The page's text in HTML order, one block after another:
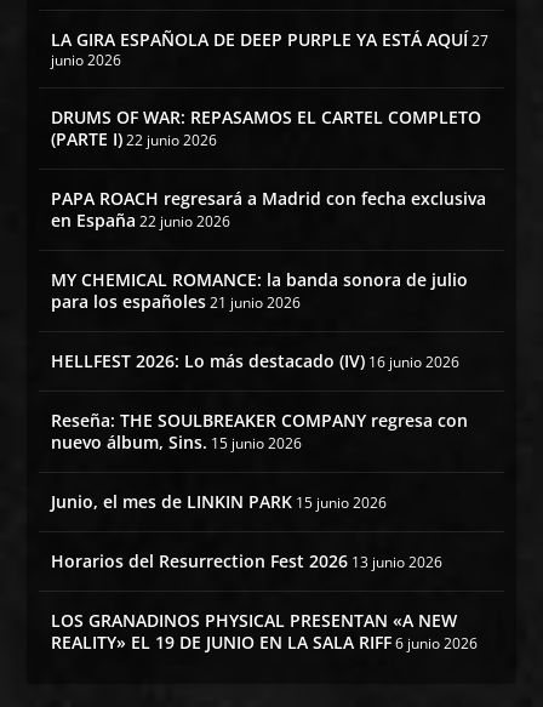
LA GIRA ESPAÑOLA DE DEEP PURPLE YA ESTÁ AQUÍ27
junio 2026
DRUMS OF WAR: REPASAMOS EL CARTEL COMPLETO
(PARTE I) 22 junio 2026
PAPA ROACH regresará a Madrid con fecha exclusiva
en España 22 junio 2026
MY CHEMICAL ROMANCE: la banda sonora de julio
para los españoles 21 junio 2026
HELLFEST 2026: Lo más destacado (IV) 16 junio 2026
Reseña: THE SOULBREAKER COMPANY regresa con
nuevo álbum, Sins. 15 junio 2026
Junio, el mes de LINKIN PARK 15 junio 2026
Horarios del Resurrection Fest 2026 13 junio 2026
LOS GRANADINOS PHYSICAL PRESENTAN «A NEW
REALITY» EL 19 DE JUNIO EN LA SALA RIFF 6 junio 2026